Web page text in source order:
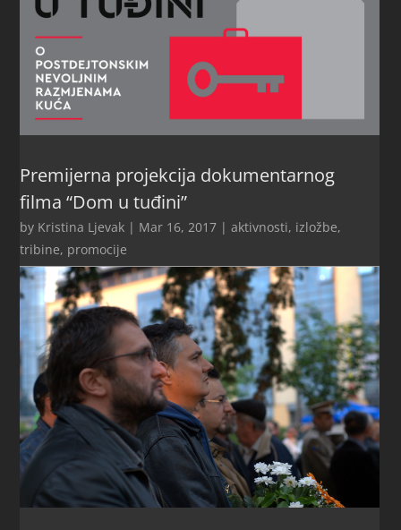
Premijerna projekcija dokumentarnog
filma “Dom u tuđini”
by Kristina Ljevak | Mar 16, 2017 |aktivnosti, izložbe,
tribine, promocije